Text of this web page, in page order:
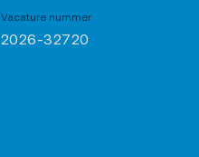
Vacature nummer
2026-32720